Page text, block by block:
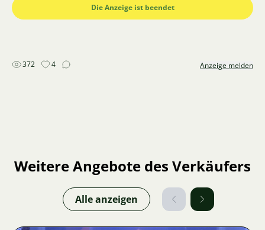
Die Anzeige ist beendet
372 4 Anzeige melden
Weitere Angebote des Verkäufers
Alle anzeigen